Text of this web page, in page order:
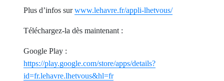
Plus d’infos surwww.lehavre.fr/appli-lhetvous/
Téléchargez-la dès maintenant :
Google Play :
https://play.google.com/store/apps/details?
id=fr.lehavre.lhetvous&hl=fr